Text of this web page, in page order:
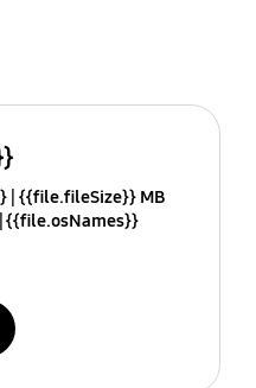
{{file.fileSize}} MB
{{file.osNames}}